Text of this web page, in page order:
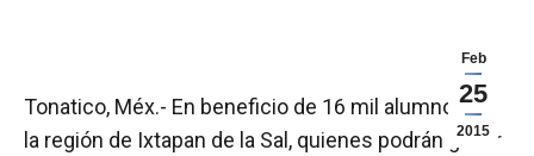
Feb
25
2015
Tonatico, Méx.- En beneficio de 16 mil alumnos de
la región de Ixtapan de la Sal, quienes podrán gozar